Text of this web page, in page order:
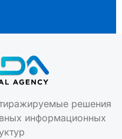
решения
информационных